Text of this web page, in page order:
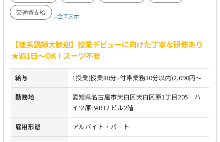
交通費支給
...全て表示
【理系講師大歓迎】授業デビューに向けた丁寧な研修あり
★週1日～OK！スーツ不要
給与 1授業(授業80分+付帯業務30分以内)2,090円～
勤務地
愛知県名古屋市天白区天白区原1丁目205 ハ
イツ原PART2 ビル2階
雇用形態 アルバイト・パート